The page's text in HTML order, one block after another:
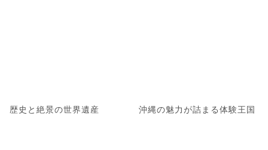
歴史と絶景の世界遺産 沖縄の魅力が詰まる体験王国